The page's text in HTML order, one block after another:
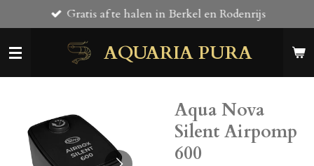
direct
naar
AQUARIA PURA
Gratis af te halen in Berkel en Rodenrijs
Aqua Nova
Silent Airpomp
600